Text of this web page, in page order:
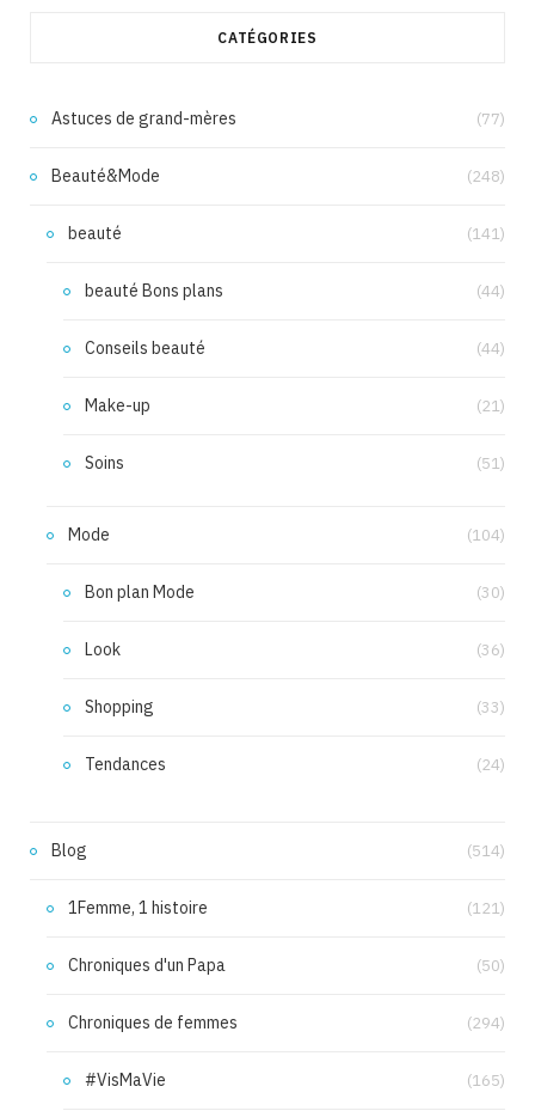
CATÉGORIES
Astuces de grand-mères (77)
Beauté&Mode (248)
beauté (141)
beauté Bons plans (44)
Conseils beauté (44)
Make-up (21)
Soins (51)
Mode (104)
Bon plan Mode (30)
Look (36)
Shopping (33)
Tendances (24)
Blog (514)
1Femme, 1 histoire (121)
Chroniques d'un Papa (50)
Chroniques de femmes (294)
#VisMaVie (165)